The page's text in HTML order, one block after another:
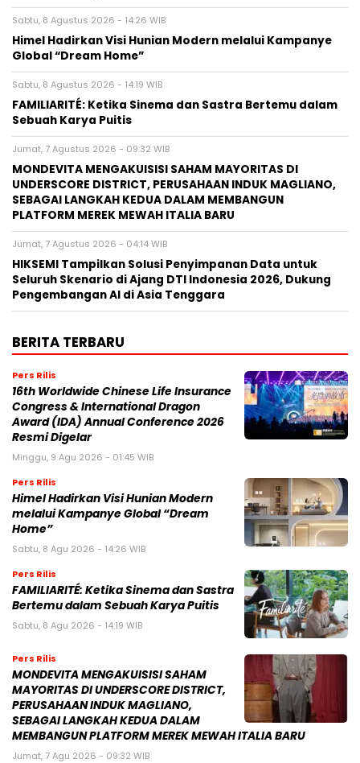
Sabtu, 8 Agustus 2026 - 14:26 WIB
Himel Hadirkan Visi Hunian Modern melalui Kampanye
Global “Dream Home”
Sabtu, 8 Agustus 2026 - 14:19 WIB
FAMILIARITÉ: Ketika Sinema dan Sastra Bertemu dalam
Sebuah Karya Puitis
Jumat, 7 Agustus 2026 - 09:32 WIB
MONDEVITA MENGAKUISISI SAHAM MAYORITAS DI
UNDERSCORE DISTRICT, PERUSAHAAN INDUK MAGLIANO,
SEBAGAI LANGKAH KEDUA DALAM MEMBANGUN
PLATFORM MEREK MEWAH ITALIA BARU
Jumat, 7 Agustus 2026 - 04:14 WIB
HIKSEMI Tampilkan Solusi Penyimpanan Data untuk
Seluruh Skenario di Ajang DTI Indonesia 2026, Dukung
Pengembangan AI di Asia Tenggara
BERITA TERBARU
Pers Rilis
16th Worldwide Chinese Life Insurance
Congress & International Dragon
Award (IDA) Annual Conference 2026
Resmi Digelar
Minggu, 9 Agu 2026 - 01:45 WIB
Pers Rilis
Himel Hadirkan Visi Hunian Modern
melalui Kampanye Global “Dream
Home”
Sabtu, 8 Agu 2026 - 14:26 WIB
Pers Rilis
FAMILIARITÉ: Ketika Sinema dan Sastra
Bertemu dalam Sebuah Karya Puitis
Sabtu, 8 Agu 2026 - 14:19 WIB
Pers Rilis
MONDEVITA MENGAKUISISI SAHAM
MAYORITAS DI UNDERSCORE DISTRICT,
PERUSAHAAN INDUK MAGLIANO,
SEBAGAI LANGKAH KEDUA DALAM
MEMBANGUN PLATFORM MEREK MEWAH ITALIA BARU
Jumat, 7 Agu 2026 - 09:32 WIB